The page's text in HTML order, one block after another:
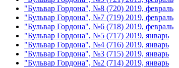
"Бульвар Гордона", №8 (720) 2019, февраль
"Бульвар Гордона", №7 (719) 2019, февраль
"Бульвар Гордона", №6 (718) 2019, февраль
"Бульвар Гордона", №5 (717) 2019, январь
"Бульвар Гордона", №4 (716) 2019, январь
"Бульвар Гордона", №3 (715) 2019, январь
"Бульвар Гордона", №2 (714) 2019, январь